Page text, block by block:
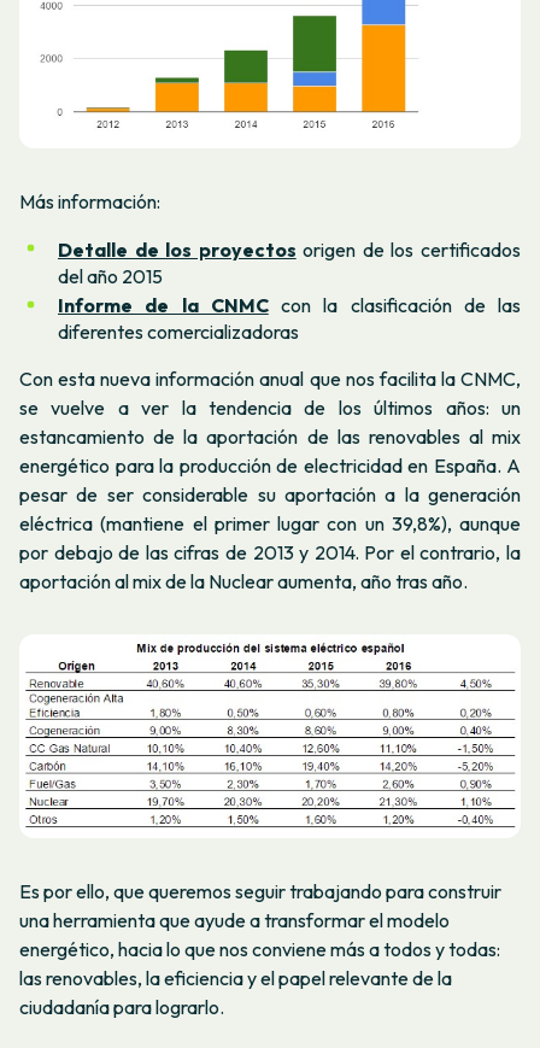
Más información:
Detalle de los proyectos origen de los certificados
del año 2015
Informe de la CNMCcon la clasificación de las
diferentes comercializadoras
Con esta nueva información anual que nos facilita la CNMC,
se vuelve a ver la tendencia de los últimos años: un
estancamiento de la aportación de las renovables al mix
energético para la producción de electricidad en España. A
pesar de ser considerable su aportación a la generación
eléctrica (mantiene el primer lugar con un 39,8%), aunque
por debajo de las cifras de 2013 y 2014. Por el contrario, la
aportación al mix de la Nuclear aumenta, año tras año.
Es por ello, que queremos seguir trabajando para construir
una herramienta que ayude a transformar el modelo
energético, hacia lo que nos conviene más a todos y todas:
las renovables, la eficiencia y el papel relevante de la
ciudadanía para lograrlo.